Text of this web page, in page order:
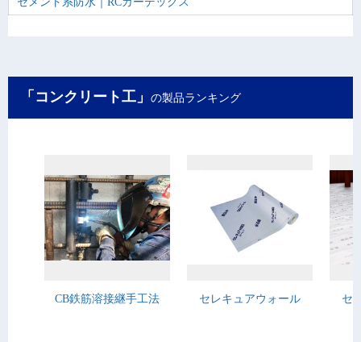
「コンクリート工」 の製品ランキング
CB鉄筋溶接継手工法 セレキュアウォール セ